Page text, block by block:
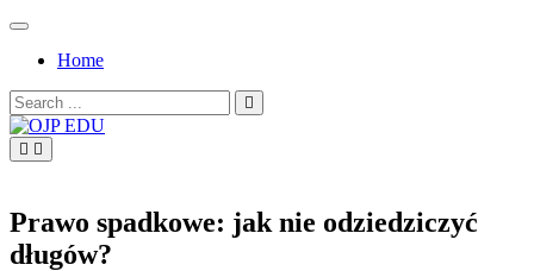
Skip
contentHome
Search
for:
Prawo spadkowe: jak nie odziedziczyć
długów?